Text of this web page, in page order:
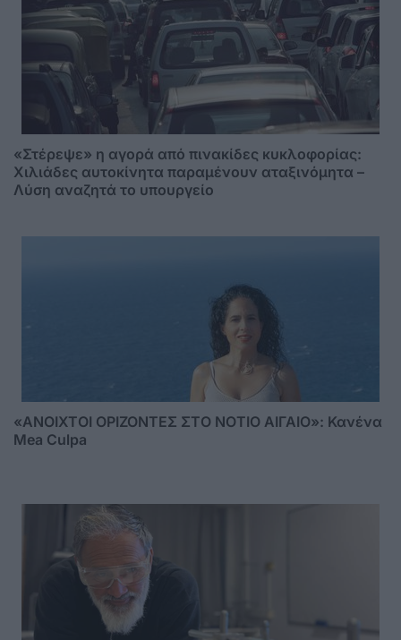
«Στέρεψε» η αγορά από πινακίδες κυκλοφορίας:
Χιλιάδες αυτοκίνητα παραμένουν αταξινόμητα –
Λύση αναζητά το υπουργείο
«ΑΝΟΙΧΤΟΙ ΟΡΙΖΟΝΤΕΣ ΣΤΟ ΝΟΤΙΟ ΑΙΓΑΙΟ»: Κανένα
Mea Culpa